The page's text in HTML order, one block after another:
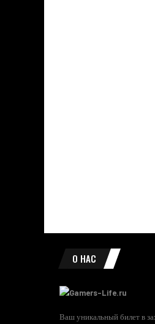
О НАС
Ваш уникальный билет в